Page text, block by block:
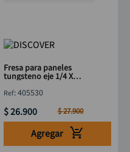
Fresa para paneles
tungsteno eje 1/4 X
:405530
$26.900 $27.900
Agregar